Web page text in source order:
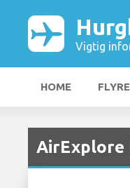
Vigtig
HOME
AirExplore